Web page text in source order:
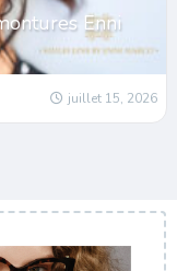
Enni
juillet 15, 2026